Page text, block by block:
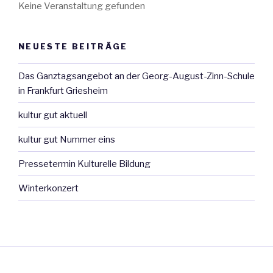
Keine Veranstaltung gefunden
NEUESTE BEITRÄGE
Das Ganztagsangebot an der Georg-August-Zinn-Schule
in Frankfurt Griesheim
kultur gut aktuell
kultur gut Nummer eins
Pressetermin Kulturelle Bildung
Winterkonzert